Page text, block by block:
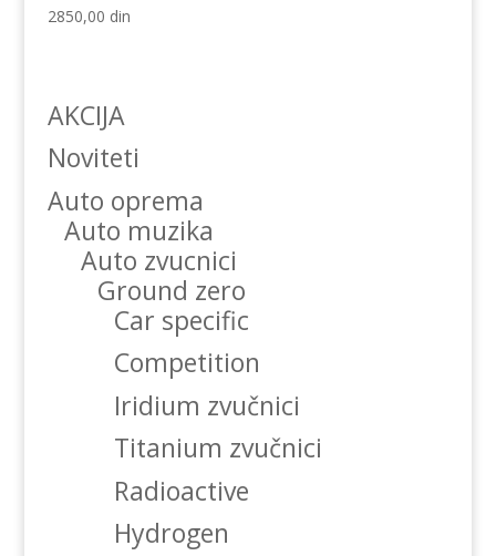
2850,00 din
AKCIJA
Noviteti
Auto oprema
Auto muzika
Auto zvucnici
Ground zero
Car specific
Competition
Iridium zvučnici
Titanium zvučnici
Radioactive
Hydrogen